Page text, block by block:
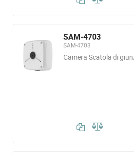
SAM-4703
SAM-4703
Camera Scatola di